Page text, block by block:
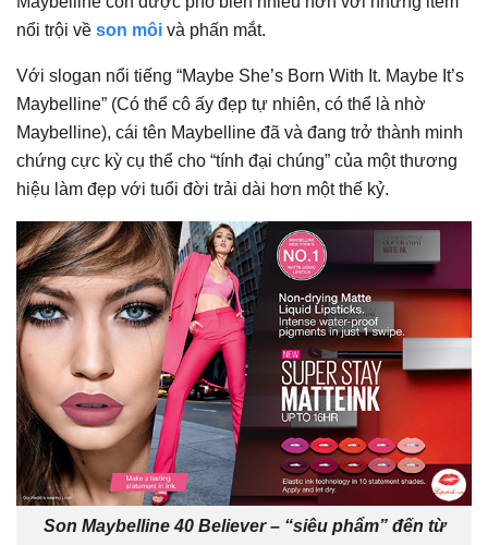
nổi trội về son môi và phấn mắt.
Với slogan nổi tiếng “Maybe She’s Born With It. Maybe It’s
Maybelline” (Có thể cô ấy đẹp tự nhiên, có thể là nhờ
Maybelline), cái tên Maybelline đã và đang trở thành minh
chứng cực kỳ cụ thể cho “tính đại chúng” của một thương
hiệu làm đẹp với tuổi đời trải dài hơn một thế kỷ.
Son Maybelline 40 Believer – “siêu phẩm” đến từ